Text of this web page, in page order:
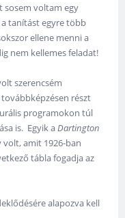
sosem voltam egy
a tanítást egyre több
ellene menni a
nem kellemes feladat!
szerencsém
részt
programokon túl
is. Egyik aDartington
amit 1926-ban
tábla fogadja az
alapozva kell